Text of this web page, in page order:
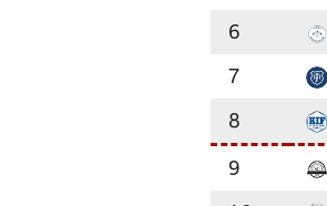
6
7
8
9